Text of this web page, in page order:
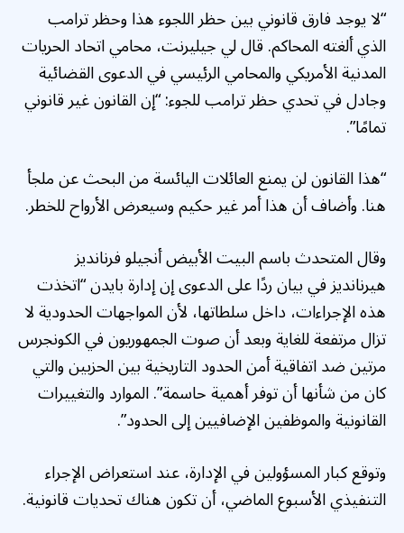
“لا يوجد فارق قانوني بين حظر اللجوء هذا وحظر ترامب
الذي ألغته المحاكم. قال لي جيليرنت، محامي اتحاد الحريات
المدنية الأمريكي والمحامي الرئيسي في الدعوى القضائية
وجادل في تحدي حظر ترامب للجوء: “إن القانون غير قانوني
تمامًا”.
“هذا القانون لن يمنع العائلات اليائسة من البحث عن ملجأ
هنا. وأضاف أن هذا أمر غير حكيم وسيعرض الأرواح للخطر.
وقال المتحدث باسم البيت الأبيض أنجيلو فرنانديز
هيرنانديز في بيان ردًا على الدعوى إن إدارة بايدن “اتخذت
هذه الإجراءات، داخل سلطاتها، لأن المواجهات الحدودية لا
تزال مرتفعة للغاية وبعد أن صوت الجمهوريون في الكونجرس
مرتين ضد اتفاقية أمن الحدود التاريخية بين الحزبين والتي
كان من شأنها أن توفر أهمية حاسمة”. الموارد والتغييرات
القانونية والموظفين الإضافيين إلى الحدود”.
وتوقع كبار المسؤولين في الإدارة، عند استعراض الإجراء
التنفيذي الأسبوع الماضي، أن تكون هناك تحديات قانونية.